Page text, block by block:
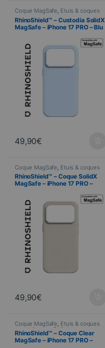
Coque MagSafe, Étuis & coques
smartphones, Cellulare
RhinoShield,Telefonia
RhinoShield™ – Custodia SolidX
MagSafe – iPhone 17 PRO – Blu
49,90€
Coque MagSafe Étuis & coques
smartphones, Cellulare
RhinoShield,Telefonia
RhinoShield™ – Coque SolidX
MagSafe – iPhone 17 PRO –
49,90€
Coque MagSafe, Étuis & coques
smartphones, Cellulare
RhinoShield,Telefonia
RhinoShield™ – Coque Clear
MagSafe – iPhone 17 PRO –